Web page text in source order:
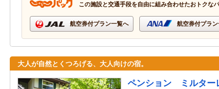
この施設と交通手段を自由に組み合わせたおトクな
航空券付プラン一覧へ 航空券付プラ
大人が自然とくつろげる、大人向けの宿。
ペンション ミルター